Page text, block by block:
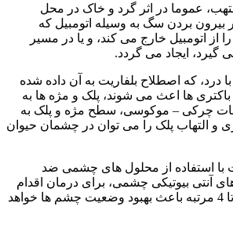
عموما در اثر گرد و خاک در محل
بیرون بردن سگ به وسیله اتومبیل که
از اتومبیل خارج می کند، و یا در مسیر
گیرد، ایجاد می گردد.
درد، که اصطلاح بلفاریت به آن داده شده
ها اعث می شوند، پلک و مژه ها به
چرکی – موکوسی، سطح مژه و پلک به
و التهاب پلک را می توان در چشمان حیوان
با استفاده از محلول های چشمی ضد
آنتی بیوتیکی چشمی، برای درمان اقدام
نمود. مصرف روزی 3 تا 4 مرتبه باعث بهبود وضعیت چشم ها خواهد